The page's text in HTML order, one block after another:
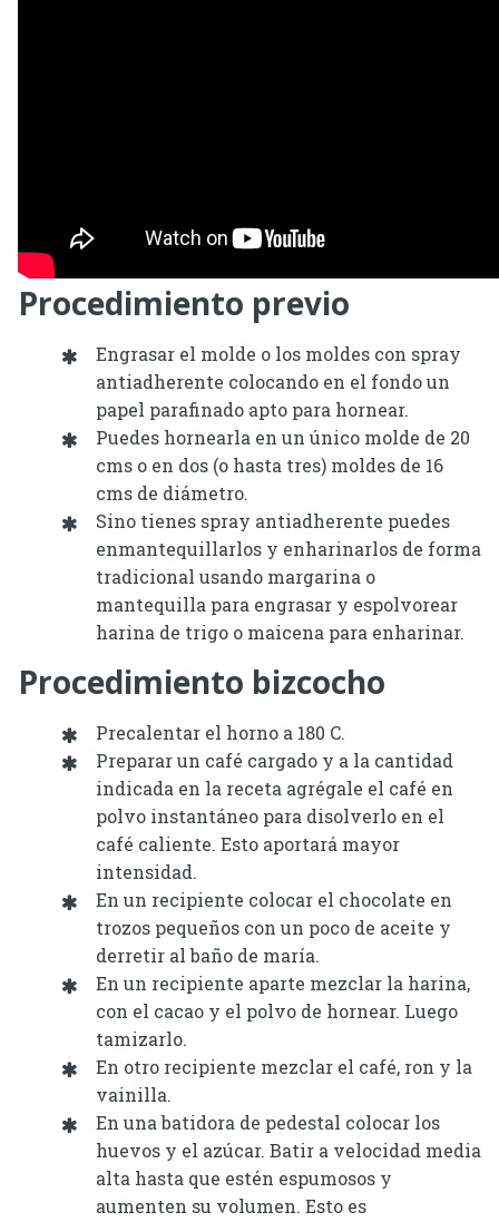
Procedimiento previo
Engrasar el molde o los moldes con spray
antiadherente colocando en el fondo un
papel parafinado apto para hornear.
Puedes hornearla en un único molde de 20
cms o en dos (o hasta tres) moldes de 16
cms de diámetro.
Sino tienes spray antiadherente puedes
enmantequillarlos y enharinarlos de forma
tradicional usando margarina o
mantequilla para engrasar y espolvorear
harina de trigo o maicena para enharinar.
Procedimiento bizcocho
Precalentar el horno a 180 C.
Preparar un café cargado y a la cantidad
indicada en la receta agrégale el café en
polvo instantáneo para disolverlo en el
café caliente. Esto aportará mayor
intensidad.
En un recipiente colocar el chocolate en
trozos pequeños con un poco de aceite y
derretir al baño de maría.
En un recipiente aparte mezclar la harina,
con el cacao y el polvo de hornear. Luego
tamizarlo.
En otro recipiente mezclar el café, ron y la
vainilla.
En una batidora de pedestal colocar los
huevos y el azúcar. Batir a velocidad media
alta hasta que estén espumosos y
aumenten su volumen. Esto es